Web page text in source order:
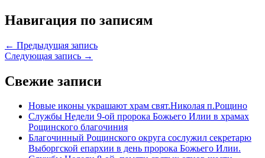
Навигация по записям
← Предыдущая запись
Следующая запись →
Свежие записи
Новые иконы украшают храм свят.Николая п.Рощино
Службы Недели 9-ой пророка Божьего Илии в храмах
Рощинского благочиния
Благочинный Рощинского округа сослужил секретарю
Выборгской епархии в день пророка Божьего Илии.